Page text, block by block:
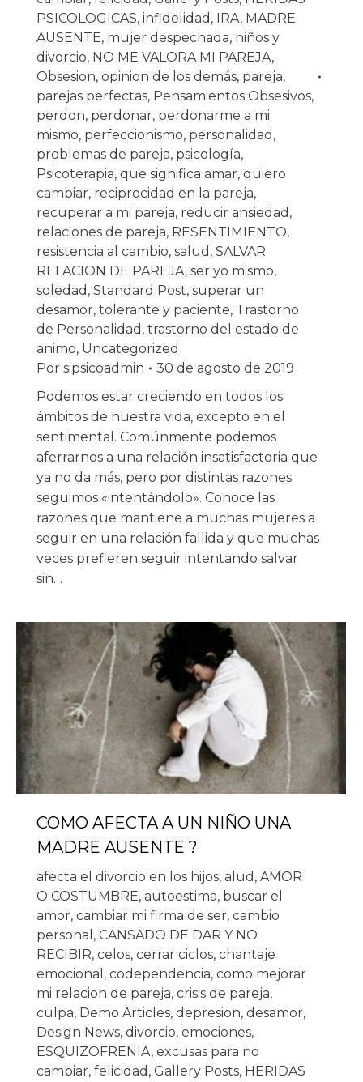
PSICOLOGICAS, infidelidad , IRA, MADRE
AUSENTE, mujer despechada, niños y
divorcio, NO ME VALORA MI PAREJA,
Obsesion, opinion de los demás, pareja,
parejas perfectas, Pensamientos Obsesivos,
perdon, perdonar, perdonarme a mi
mismo, perfeccionismo, personalidad ,
problemas de pareja, psicología,
Psicoterapia, que significa amar, quiero
cambiar, reciprocidad en la pareja,
recuperar a mi pareja, reducir ansiedad ,
relaciones de pareja, RESENTIMIENTO,
resistencia al cambio, salud , SALVAR
RELACION DE PAREJA, ser yo mismo,
soledad , Standard Post, superar un
desamor, tolerante y paciente, Trastorno
de Personalidad , trastorno del estado de
animo, Uncategorized
Por sipsicoadmin
30 de agosto de 2019
Podemos estar creciendo en todos los
ámbitos de nuestra vida, excepto en el
sentimental. Comúnmente podemos
aferrarnos a una relación insatisfactoria que
ya no da más, pero por distintas razones
seguimos «intentándolo». Conoce las
razones que mantiene a muchas mujeres a
seguir en una relación fallida y que muchas
veces prefieren seguir intentando salvar
sin…
COMO AFECTA A UN NIÑO UNA
MADRE AUSENTE ?
afecta el divorcio en los hijos, alud , AMOR
O COSTUMBRE, autoestima, buscar el
amor, cambiar mi firma de ser, cambio
personal , CANSADO DE DAR Y NO
RECIBIR, celos, cerrar ciclos, chantaje
emocional , codependencia, como mejorar
mi relacion de pareja, crisis de pareja,
culpa, Demo Articles, depresion, desamor,
Design News, divorcio, emociones,
ESQUIZOFRENIA, excusas para no
cambiar, felicidad , Gallery Posts, HERIDAS